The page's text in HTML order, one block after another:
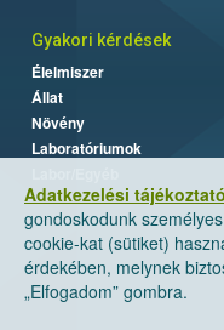
Adatkezelési
gondoskodunk
cookie-kat (sütiket)
érdekében, melynek
„Elfogadom” gombra.
Gyakori kérdések
Élelmiszer
Állat
Növény
Laboratóriumok